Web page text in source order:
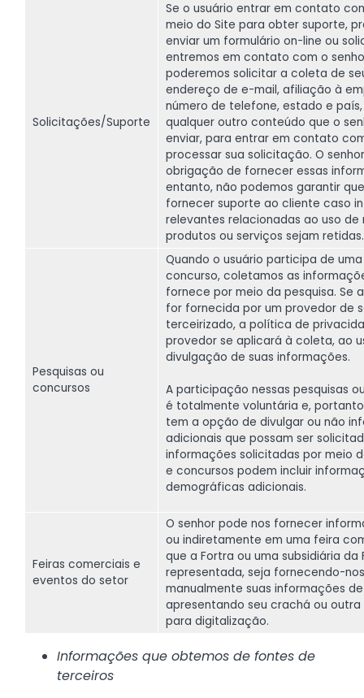
Solicitações/Suporte
Se o usuário entrar em contato
meio do Site para obter suporte,
enviar um formulário on-line ou
entremos em contato com o
poderemos solicitar a coleta de
endereço de e-mail, afiliação à
número de telefone, estado e
qualquer outro conteúdo que o
enviar, para entrar em contato
processar sua solicitação. O
obrigação de fornecer essas
entanto, não podemos garantir
fornecer suporte ao cliente caso
relevantes relacionadas ao uso de
produtos ou serviços sejam retidas.
Pesquisas ou
concursos
Quando o usuário participa de
concurso, coletamos as
fornece por meio da pesquisa. Se
for fornecida por um provedor de
terceirizado, a política de
provedor se aplicará à coleta, ao
divulgação de suas informações.
A participação nessas pesquisas
é totalmente voluntária e,
tem a opção de divulgar ou não
adicionais que possam ser
informações solicitadas por meio
e concursos podem incluir
demográficas adicionais.
Feiras comerciais e
eventos do setor
O senhor pode nos fornecer
ou indiretamente em uma feira
que a Fortra ou uma subsidiária da
representada, seja fornecendo-nos
manualmente suas informações
apresentando seu crachá ou
para digitalização.
Informações que obtemos de fontes de
terceiros